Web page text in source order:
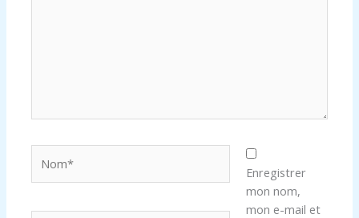
Enregistrer
mon nom,
mon e-mail et